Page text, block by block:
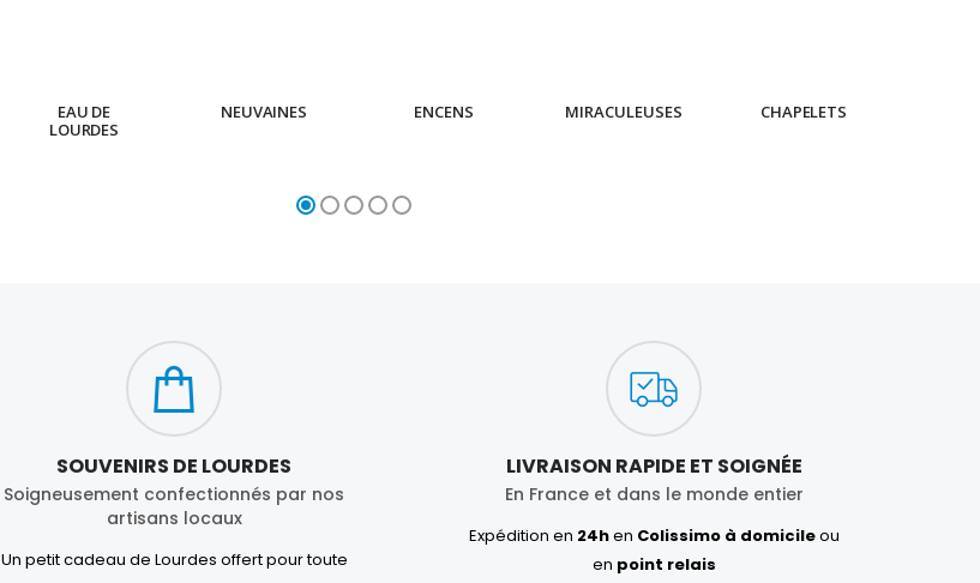
EAU DE
LOURDES
NEUVAINES ENCENS MIRACULEUSES CHAPELETS
SOUVENIRS DE LOURDES
Soigneusement confectionnés par nos
artisans locaux
Un petit cadeau de Lourdes offert pour toute
LIVRAISON RAPIDE ET SOIGNÉE
En France et dans le monde entier
Expédition en 24hen Colissimo à domicileou
en point relais